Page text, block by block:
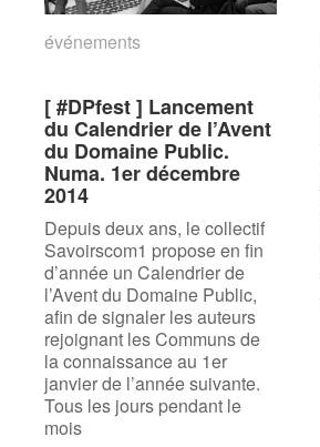
événements
[ #DPfest ] Lancement
du Calendrier de l’Avent
du Domaine Public.
Numa. 1er décembre
2014
Depuis deux ans, le collectif
Savoirscom1 propose en fin
d’année un Calendrier de
l’Avent du Domaine Public,
afin de signaler les auteurs
rejoignant les Communs de
la connaissance au 1er
janvier de l’année suivante.
Tous les jours pendant le
mois
événements
[ #DPfest ] Lancement
du Calendrier de l’Avent
du Domaine Public.
Numa. 1er décembre
2014